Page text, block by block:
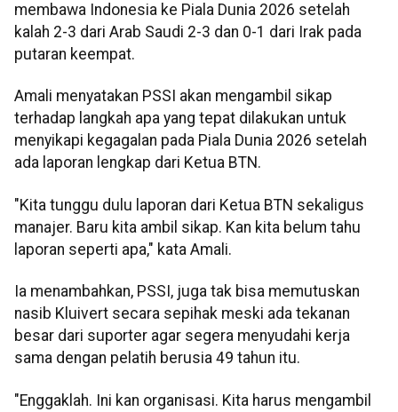
membawa Indonesia ke Piala Dunia 2026 setelah
kalah 2-3 dari Arab Saudi 2-3 dan 0-1 dari Irak pada
putaran keempat.
Amali menyatakan PSSI akan mengambil sikap
terhadap langkah apa yang tepat dilakukan untuk
menyikapi kegagalan pada Piala Dunia 2026 setelah
ada laporan lengkap dari Ketua BTN.
"Kita tunggu dulu laporan dari Ketua BTN sekaligus
manajer. Baru kita ambil sikap. Kan kita belum tahu
laporan seperti apa," kata Amali.
Ia menambahkan, PSSI, juga tak bisa memutuskan
nasib Kluivert secara sepihak meski ada tekanan
besar dari suporter agar segera menyudahi kerja
sama dengan pelatih berusia 49 tahun itu.
"Enggaklah. Ini kan organisasi. Kita harus mengambil